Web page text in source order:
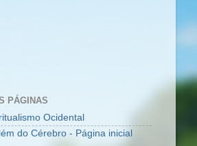
PÁGINAS
Ocidental
do Cérebro - Página inicial